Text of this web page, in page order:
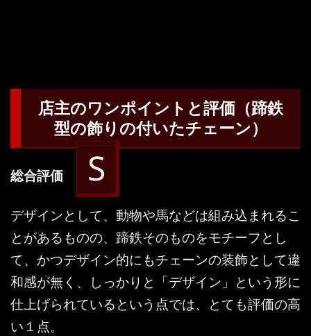
店主のワンポイントと評価（蹄鉄
型の飾りの付いたチェーン）
総合評価 S
デザインとして、動物や馬などは組み込まれるこ
とがあるものの、蹄鉄そのものをモチーフとし
て、かつデザイン的にもチェーンの装飾として違
和感が無く、しっかりと「デザイン」という形に
仕上げられているという点では、とても評価の高
い１点。